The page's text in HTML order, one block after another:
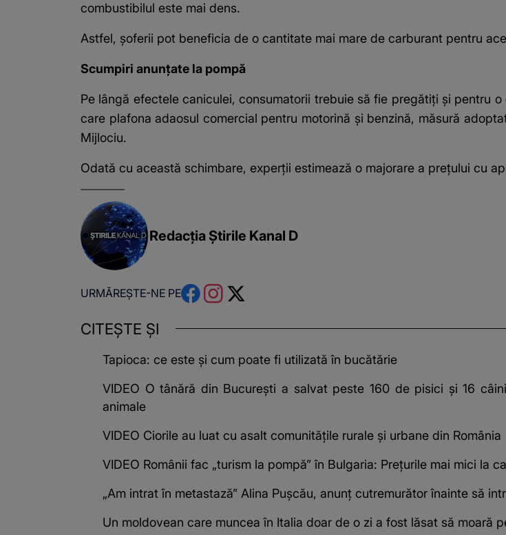
combustibilul este mai dens.
Astfel, șoferii pot beneficia de o cantitate mai mare de carburant pentru
Scumpiri anunțate la pompă
Pe lângă efectele caniculei, consumatorii trebuie să fie pregătiți și pentru
care plafona adaosul comercial pentru motorină și benzină, măsură
Mijlociu.
Odată cu această schimbare, experții estimează o majorare a prețului cu
Redacția Știrile Kanal D
URMĂREȘTE-NE PE
CITEȘTE ȘI
Tapioca: ce este și cum poate fi utilizată în bucătărie
VIDEO O tânără din București a salvat peste 160 de pisici și 16
animale
VIDEO Ciorile au luat cu asalt comunitățile rurale și urbane din România
VIDEO Românii fac „turism la pompă” în Bulgaria: Prețurile mai mici la
„Am intrat în metastază” Alina Pușcău, anunț cutremurător înainte să
Un moldovean care muncea în Italia doar de o zi a fost lăsat să moară